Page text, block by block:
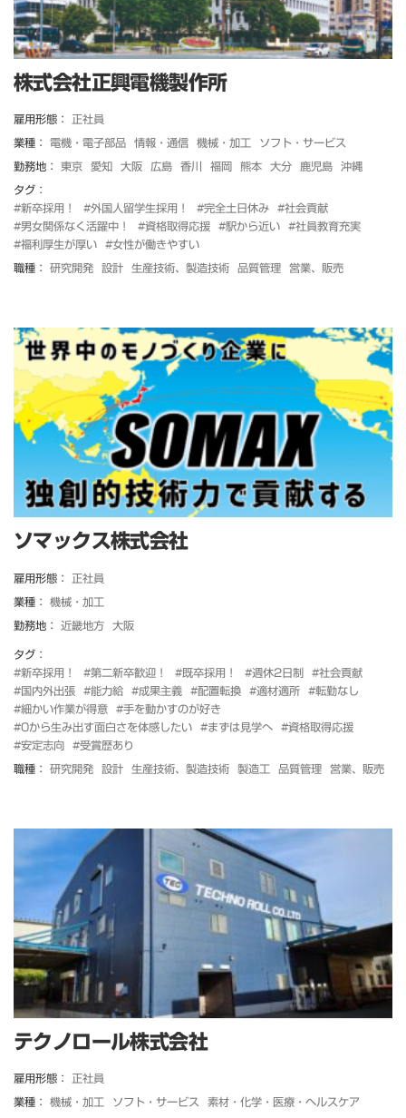
株式会社正興電機製作所
雇用形態： 正社員
業種： 電機・電子部品 情報・通信 機械・加工 ソフト・サービス
勤務地： 東京 愛知 大阪 広島 香川 福岡 熊本 大分 鹿児島 沖縄
タグ：
#新卒採用！
#外国人留学生採用！ #完全土日休み
#社会貢献
#男女関係なく活躍中！
#資格取得応援 #駅から近い
#社員教育充実
#福利厚生が厚い
#女性が働きやすい
職種： 研究開発 設計 生産技術、製造技術 品質管理 営業、販売
ソマックス株式会社
雇用形態： 正社員
業種： 機械・加工
勤務地： 近畿地方 大阪
タグ：
#新卒採用！
#第二新卒歓迎！ #既卒採用！ #週休2日制
#社会貢献
#国内外出張
#能力給 #成果主義 #配置転換 #適材適所
#転勤なし
#細かい作業が得意
#手を動かすのが好き
#0から生み出す面白さを体感したい
#まずは見学へ
#資格取得応援
#安定志向
#受賞歴あり
職種： 研究開発 設計 生産技術、製造技術 製造工 品質管理 営業、販売
テクノロール株式会社
雇用形態： 正社員
業種： 機械・加工 ソフト・サービス 素材・化学・医療・ヘルスケア